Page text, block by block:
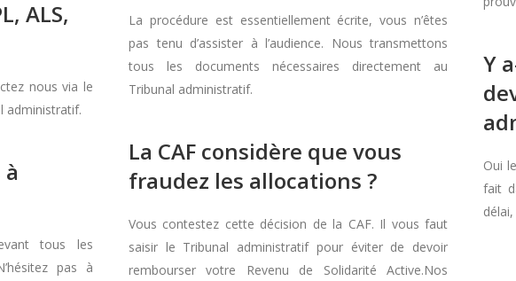
ALS,
nous via le
administratif.
tous les
pas à
La procédure est essentiellement écrite, vous n’êtes
pas tenu d’assister à l’audience. Nous transmettons
tous les documents nécessaires directement au
Tribunal administratif.
La CAF considère que vous
fraudez les allocations ?
Vous contestez cette décision de la CAF. Il vous faut
saisir le Tribunal administratif pour éviter de devoir
rembourser votre Revenu de Solidarité Active.Nos
Y
Oui
fait